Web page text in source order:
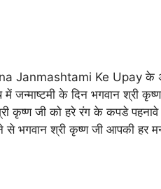
Janmashtami Ke Upay के
के दिन भगवान श्री
कृष्ण जी को हरे रंग के कपडे
श्री कृष्ण जी आपकी हर